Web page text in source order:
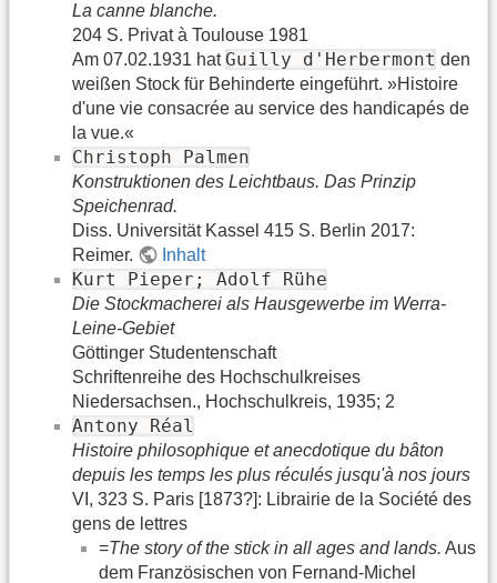
La canne blanche.
204 S. Privat à Toulouse 1981
Am 07.02.1931 hatGuilly d'Herbermont den
weißen Stock für Behinderte eingeführt. »Histoire
d'une vie consacrée au service des handicapés de
la vue.«
Christoph Palmen
Konstruktionen des Leichtbaus. Das Prinzip
Speichenrad.
Diss. Universität Kassel 415 S. Berlin 2017:
Reimer.
Inhalt
Kurt Pieper; Adolf Rühe
Die Stockmacherei als Hausgewerbe im Werra-
Leine-Gebiet
Göttinger Studentenschaft
Schriftenreihe des Hochschulkreises
Niedersachsen., Hochschulkreis, 1935; 2
Antony Réal
Histoire philosophique et anecdotique du bâton
depuis les temps les plus réculés jusqu'à nos jours
VI, 323 S. Paris [1873?]: Librairie de la Société des
gens de lettres
=The story of the stick in all ages and lands. Aus
dem Französischen von Fernand-Michel